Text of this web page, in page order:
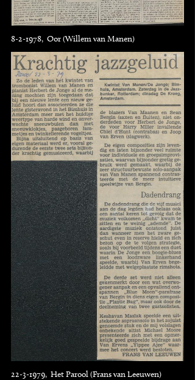
8-2-1978, Oor (Willem van Manen)
22-3-1979, Het Parool (Frans van Leeuwen)